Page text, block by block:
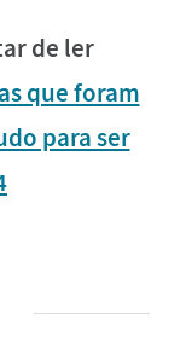
de ler
que foram
para ser